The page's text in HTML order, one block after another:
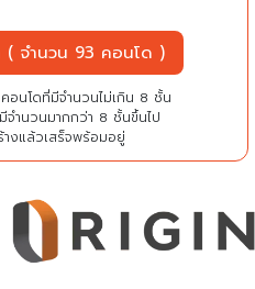
จำนวน 93 คอนโด )
นโดที่มีจำนวนไม่เกิน 8 ชั้น
ำนวนมากกว่า 8 ชั้นขึ้นไป
งแล้วเสร็จพร้อมอยู่